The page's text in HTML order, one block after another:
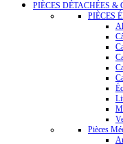
PIÈCES DÉTACHÉES &
PIÈCES
Pièces